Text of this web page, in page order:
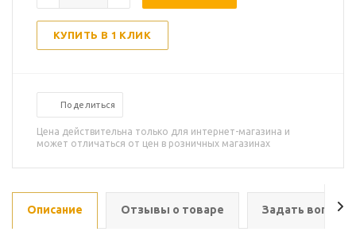
КУПИТЬ В 1 КЛИК
Поделиться
Цена действительна только для интернет-магазина и
может отличаться от цен в розничных магазинах
Описание Отзывы о товаре Задать вопрос